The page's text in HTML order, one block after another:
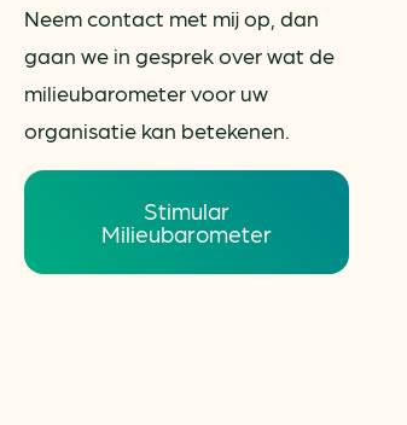
Neem contact met mij op, dan
gaan we in gesprek over wat de
milieubarometer voor uw
organisatie kan betekenen.
Stimular
Milieubarometer